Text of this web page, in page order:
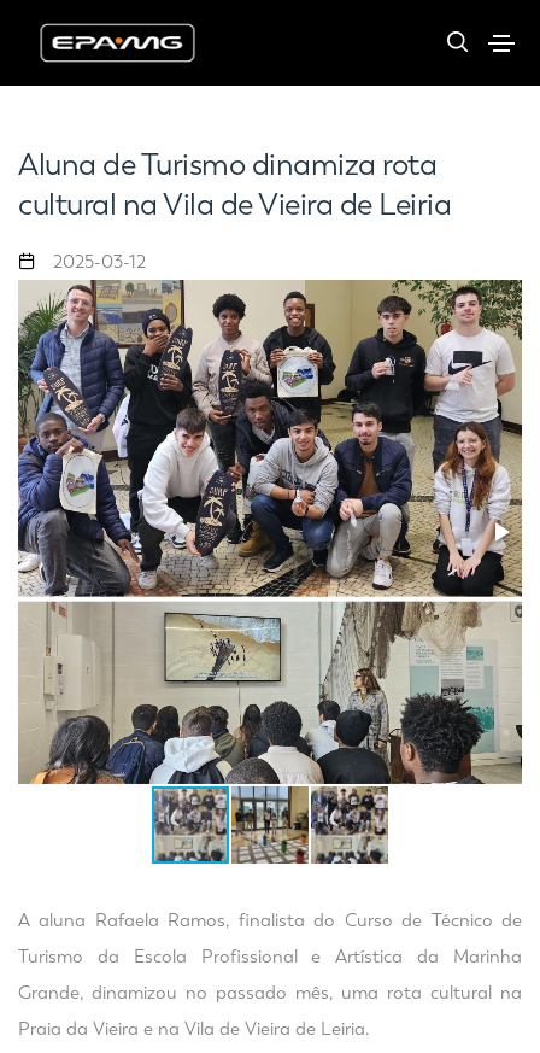
Aluna de Turismo dinamiza rota
cultural na Vila de Vieira de Leiria
2025-03-12
A aluna Rafaela Ramos, finalista do Curso de Técnico de
Turismo da Escola Profissional e Artística da Marinha
Grande, dinamizou no passado mês, uma rota cultural na
Praia da Vieira e na Vila de Vieira de Leiria.